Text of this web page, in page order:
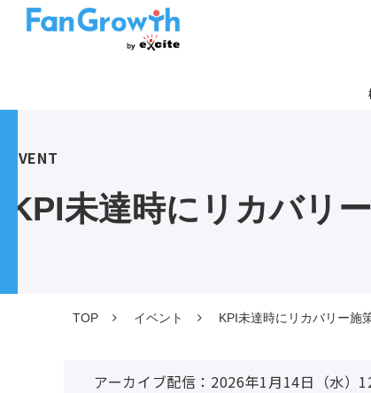
EVENT
KPI未達時にリカバリ
TOP イベント KPI未達時にリカバリー施
アーカイブ配信：2026年1月14日（水）